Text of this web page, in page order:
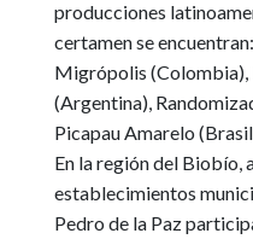
producciones
certamen se
Migrópolis (Colombia),
(Argentina),
Picapau Amarelo
En la región del Biobío,
establecimientos
Pedro de la Paz